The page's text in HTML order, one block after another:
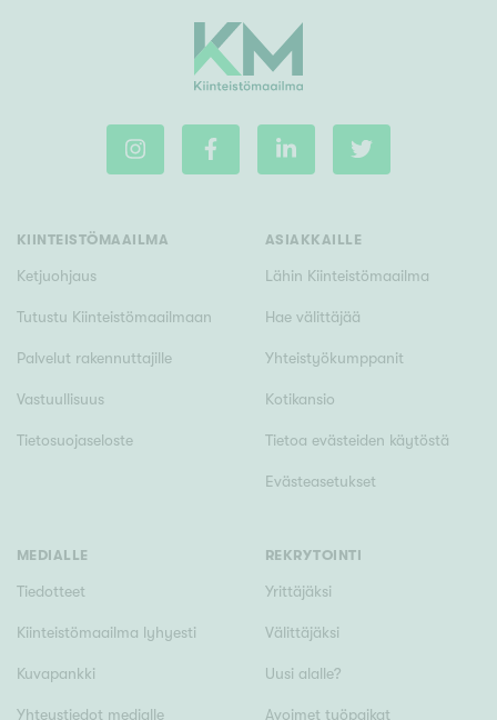
Tyydyttävä
Välttävä
Hissi
Järvi- tai merinäköala
Maalämpö
Parveke
Senioriasunto
KIINTEISTÖMAAILMA
Ketjuohjaus
Tutustu Kiinteistömaailmaan
Palvelut rakennuttajille
Vastuullisuus
Tietosuojaseloste
ASIAKKAILLE
Lähin Kiinteistömaailma
Hae välittäjää
Yhteistyökumppanit
Kotikansio
Tietoa evästeiden käytöstä
Evästeasetukset
MEDIALLE
Tiedotteet
Kiinteistömaailma lyhyesti
Kuvapankki
Yhteystiedot medialle
REKRYTOINTI
Yrittäjäksi
Välittäjäksi
Uusi alalle?
Avoimet työpaikat